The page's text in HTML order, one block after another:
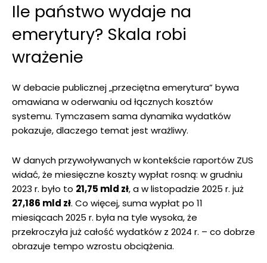
Ile państwo wydaje na
emerytury? Skala robi
wrażenie
W debacie publicznej „przeciętna emerytura” bywa
omawiana w oderwaniu od łącznych kosztów
systemu. Tymczasem sama dynamika wydatków
pokazuje, dlaczego temat jest wrażliwy.
W danych przywoływanych w kontekście raportów ZUS
widać, że miesięczne koszty wypłat rosną: w grudniu
2023 r. było to 21,75 mld zł, a w listopadzie 2025 r. już
27,186 mld zł. Co więcej, suma wypłat po 11
miesiącach 2025 r. była na tyle wysoka, że
przekroczyła już całość wydatków z 2024 r. – co dobrze
obrazuje tempo wzrostu obciążenia.